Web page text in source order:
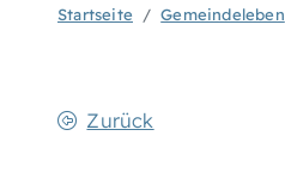
Startseite Gemeindeleben
Zurück